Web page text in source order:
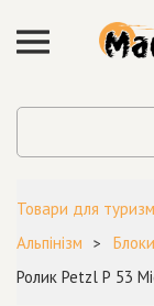
Товари для
Альпінізм
Ролик Petzl Р 53